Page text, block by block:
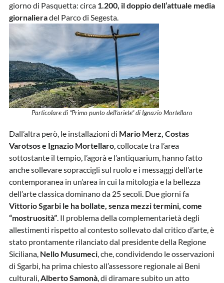
giorno di Pasquetta: circa 1.200, il doppio dell’attuale media
giornalieradel Parco di Segesta.
Particolare di “Primo punto dell’ariete” di Ignazio Mortellaro
Dall’altra però, le installazioni di Mario Merz, Costas
Varotsos e Ignazio Mortellaro, collocate tra l’area
sottostante il tempio, l’agorà e l’antiquarium, hanno fatto
anche sollevare sopraccigli sul ruolo e i messaggi dell’arte
contemporanea in un’area in cui la mitologia e la bellezza
dell’arte classica dominano da 25 secoli. Due giorni fa
Vittorio Sgarbi le ha bollate, senza mezzi termini, come
“mostruosità”. Il problema della complementarietà degli
allestimenti rispetto al contesto sollevato dal critico d’arte, è
stato prontamente rilanciato dal presidente della Regione
Siciliana, Nello Musumeci, che, condividendo le osservazioni
di Sgarbi, ha prima chiesto all’assessore regionale ai Beni
culturali,Alberto Samonà, di diramare subito un atto